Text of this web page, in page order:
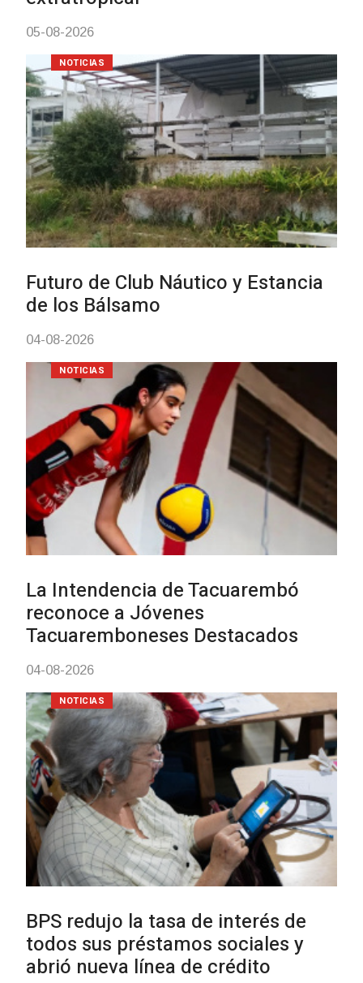
Turismo accesible para personas
con discapacidad y adultos
mayores
03-08-2026
Actualización sobre la agenda de
vacunación contra el
meningococo
NOTICIAS
personas en situación de
discapacidad
03-08-2026
NOTICIAS